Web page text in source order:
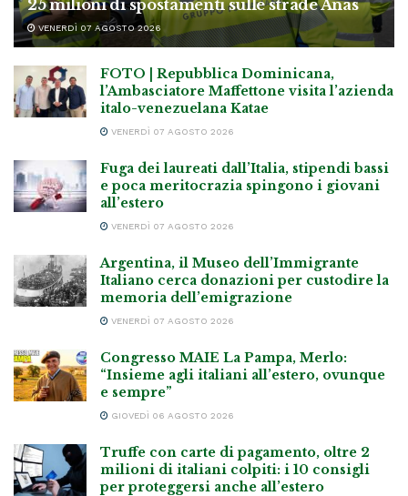
25 milioni di spostamenti sulle strade Anas
VENERDÌ 07 AGOSTO 2026
FOTO | Repubblica Dominicana,
l’Ambasciatore Maffettone visita l’azienda
italo-venezuelana Katae
VENERDÌ 07 AGOSTO 2026
Fuga dei laureati dall’Italia, stipendi bassi
e poca meritocrazia spingono i giovani
all’estero
VENERDÌ 07 AGOSTO 2026
Argentina, il Museo dell’Immigrante
Italiano cerca donazioni per custodire la
memoria dell’emigrazione
VENERDÌ 07 AGOSTO 2026
Congresso MAIE La Pampa, Merlo:
“Insieme agli italiani all’estero, ovunque
e sempre”
GIOVEDÌ 06 AGOSTO 2026
Truffe con carte di pagamento, oltre 2
milioni di italiani colpiti: i 10 consigli
per proteggersi anche all’estero